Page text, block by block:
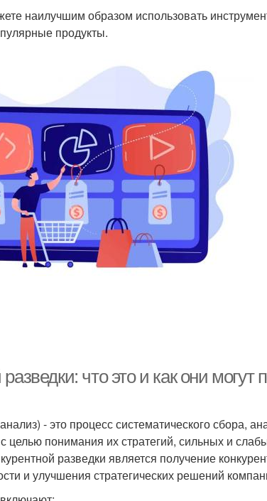
наилучшим образом использовать
продукты.
что это и как они
- это процесс систематического сбора,
целью понимания их стратегий, сильных и
разведки является получение
и улучшения стратегических решений